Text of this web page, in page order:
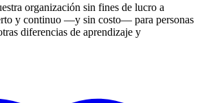
organización sin fines de lucro a
y continuo —y sin costo— para personas
diferencias de aprendizaje y